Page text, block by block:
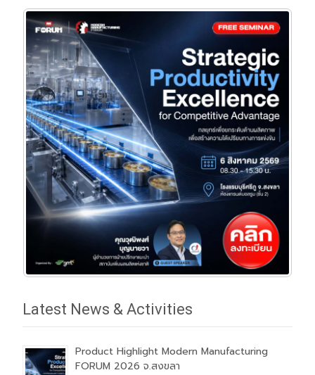
Latest News & Activities
Product Highlight Modern Manufacturing
FORUM 2026 จ.สงขลา